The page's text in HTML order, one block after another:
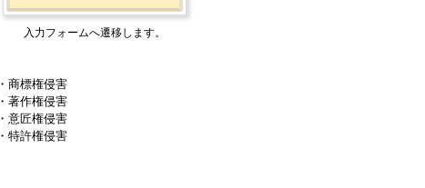
入力フォームへ遷移します。
・商標権侵害
・著作権侵害
・意匠権侵害
・特許権侵害